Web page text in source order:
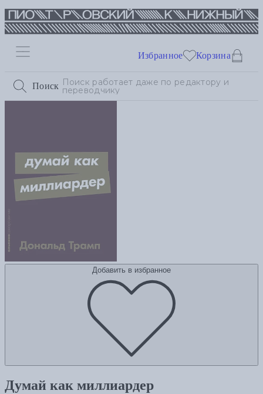
Поиск
Избранное Корзина
Добавить в избранное
Думай как миллиардер